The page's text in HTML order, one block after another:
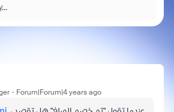
Forum|Forum|4 years ago